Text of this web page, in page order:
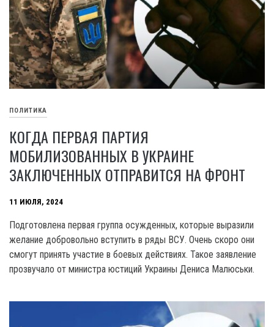
ПОЛИТИКА
КОГДА ПЕРВАЯ ПАРТИЯ
МОБИЛИЗОВАННЫХ В УКРАИНЕ
ЗАКЛЮЧЕННЫХ ОТПРАВИТСЯ НА ФРОНТ
11 ИЮЛЯ, 2024
Подготовлена первая группа осужденных, которые выразили
желание добровольно вступить в ряды ВСУ. Очень скоро они
смогут принять участие в боевых действиях. Такое заявление
прозвучало от министра юстиций Украины Дениса Малюськи.